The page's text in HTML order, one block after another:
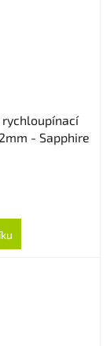
rychloupínací
- Sapphire